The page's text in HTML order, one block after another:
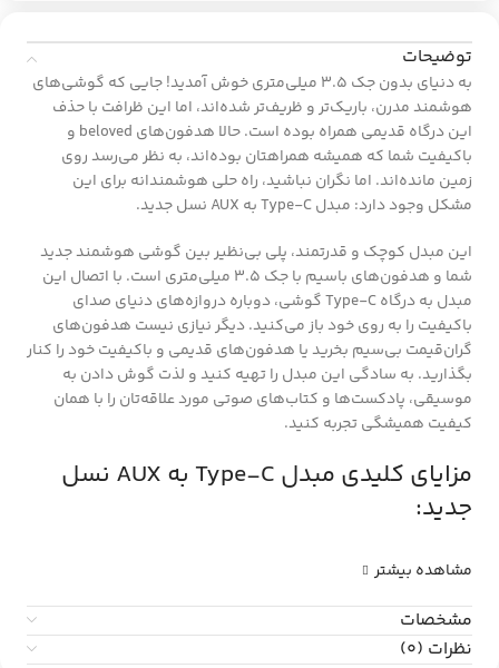
توضیحات
به دنیای بدون جک 3.5 میلی‌متری خوش آمدید! جایی که گوشی‌های
هوشمند مدرن، باریک‌تر و ظریف‌تر شده‌اند، اما این ظرافت با حذف
این درگاه قدیمی همراه بوده است. حالا هدفون‌های beloved و
باکیفیت شما که همیشه همراهتان بوده‌اند، به نظر می‌رسد روی
زمین مانده‌اند. اما نگران نباشید، راه حلی هوشمندانه برای این
مشکل وجود دارد: مبدل Type-C به AUX نسل جدید.
این مبدل کوچک و قدرتمند، پلی بی‌نظیر بین گوشی هوشمند جدید
شما و هدفون‌های باسیم با جک 3.5 میلی‌متری است. با اتصال این
مبدل به درگاه Type-C گوشی، دوباره دروازه‌های دنیای صدای
باکیفیت را به روی خود باز می‌کنید. دیگر نیازی نیست هدفون‌های
گران‌قیمت بی‌سیم بخرید یا هدفون‌های قدیمی و باکیفیت خود را کنار
بگذارید. به سادگی این مبدل را تهیه کنید و لذت گوش دادن به
موسیقی، پادکست‌ها و کتاب‌های صوتی مورد علاقه‌تان را با همان
کیفیت همیشگی تجربه کنید.
مزایای کلیدی مبدل Type-C به AUX نسل
جدید:
مشاهده بیشتر
مشخصات
نظرات (0)